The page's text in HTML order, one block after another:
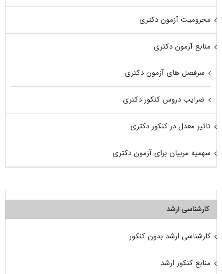
محرومیت آزمون دکتری
منابع آزمون دکتری
سرفصل های آزمون دکتری
ضرایب دروس کنکور دکتری
تاثیر معدل در کنکور دکتری
سهمیه مربیان برای آزمون دکتری
کارشناسی ارشد
کارشناسی ارشد بدون کنکور
منابع کنکور ارشد